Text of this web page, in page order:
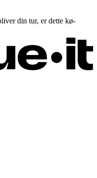
din tur, er dette kø-